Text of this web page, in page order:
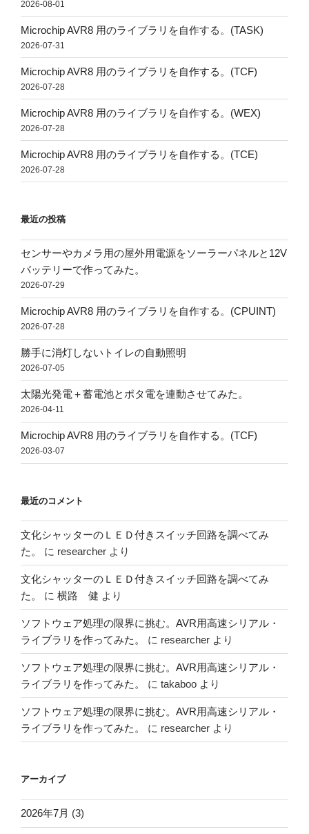
2026-08-01
Microchip AVR8 用のライブラリを自作する。(TASK)
2026-07-31
Microchip AVR8 用のライブラリを自作する。(TCF)
2026-07-28
Microchip AVR8 用のライブラリを自作する。(WEX)
2026-07-28
Microchip AVR8 用のライブラリを自作する。(TCE)
2026-07-28
最近の投稿
センサーやカメラ用の屋外用電源をソーラーパネルと12V
バッテリーで作ってみた。
2026-07-29
Microchip AVR8 用のライブラリを自作する。(CPUINT)
2026-07-28
勝手に消灯しないトイレの自動照明
2026-07-05
太陽光発電＋蓄電池とポタ電を連動させてみた。
2026-04-11
Microchip AVR8 用のライブラリを自作する。(TCF)
2026-03-07
最近のコメント
文化シャッターのＬＥＤ付きスイッチ回路を調べてみ
た。
に researcher より
文化シャッターのＬＥＤ付きスイッチ回路を調べてみ
た。
に 横路 健 より
ソフトウェア処理の限界に挑む。AVR用高速シリアル・
ライブラリを作ってみた。
に researcher より
ソフトウェア処理の限界に挑む。AVR用高速シリアル・
ライブラリを作ってみた。
に takaboo より
ソフトウェア処理の限界に挑む。AVR用高速シリアル・
ライブラリを作ってみた。
に researcher より
アーカイブ
2026年7月 (3)